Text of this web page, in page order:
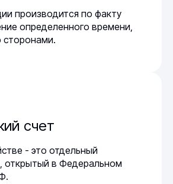
производится по факту
определенного времени,
сторонами.
счет
- это отдельный
открытый в Федеральном